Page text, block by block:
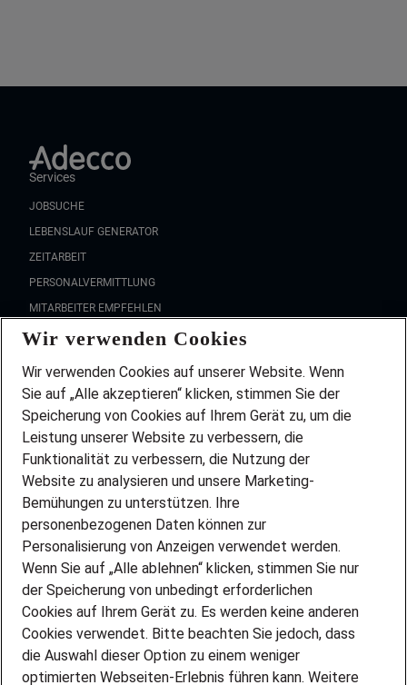
Services
JOBSUCHE
LEBENSLAUF GENERATOR
ZEITARBEIT
PERSONALVERMITTLUNG
MITARBEITER EMPFEHLEN
FAQ
Wir stellen ein!
DEINE BERUFSGRUPPE
DEINE LEBENSSITUATION
AMAZON JOBS
PARTNERSHIP WITH AIRBUS
INITIATIV BEWERBEN
ÜBER UNS
STANDORTE
BLOG
PRESSE
KONTAKT
Wir verwenden Cookies
Wir verwenden Cookies auf unserer Website. Wenn
Sie auf „Alle akzeptieren“ klicken, stimmen Sie der
Speicherung von Cookies auf Ihrem Gerät zu, um die
Leistung unserer Website zu verbessern, die
Funktionalität zu verbessern, die Nutzung der
Website zu analysieren und unsere Marketing-
Bemühungen zu unterstützen. Ihre
personenbezogenen Daten können zur
Personalisierung von Anzeigen verwendet werden.
Wenn Sie auf „Alle ablehnen“ klicken, stimmen Sie nur
der Speicherung von unbedingt erforderlichen
Cookies auf Ihrem Gerät zu. Es werden keine anderen
Cookies verwendet. Bitte beachten Sie jedoch, dass
die Auswahl dieser Option zu einem weniger
optimierten Webseiten-Erlebnis führen kann. Weitere